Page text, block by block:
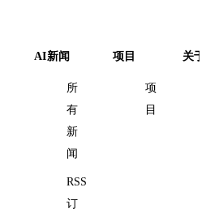
AI新闻
所
有
新
闻
RSS
订
项目
项
目
关于